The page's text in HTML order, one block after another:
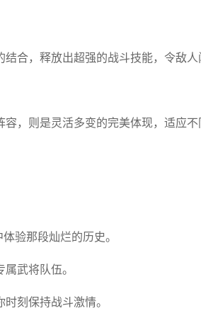
合，释放出超强的战斗技能，令敌人
，则是灵活多变的完美体现，适应不
验那段灿烂的历史。
武将队伍。
刻保持战斗激情。